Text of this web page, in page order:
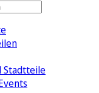
Stadtteile